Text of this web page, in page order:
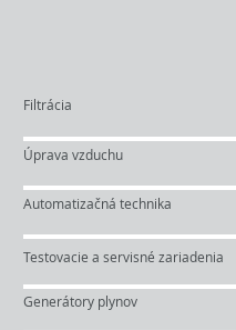
Automatizačná technika
Úprava vzduchu
Filtrácia
Testovacie a servisné zariadenia
Generátory plynov